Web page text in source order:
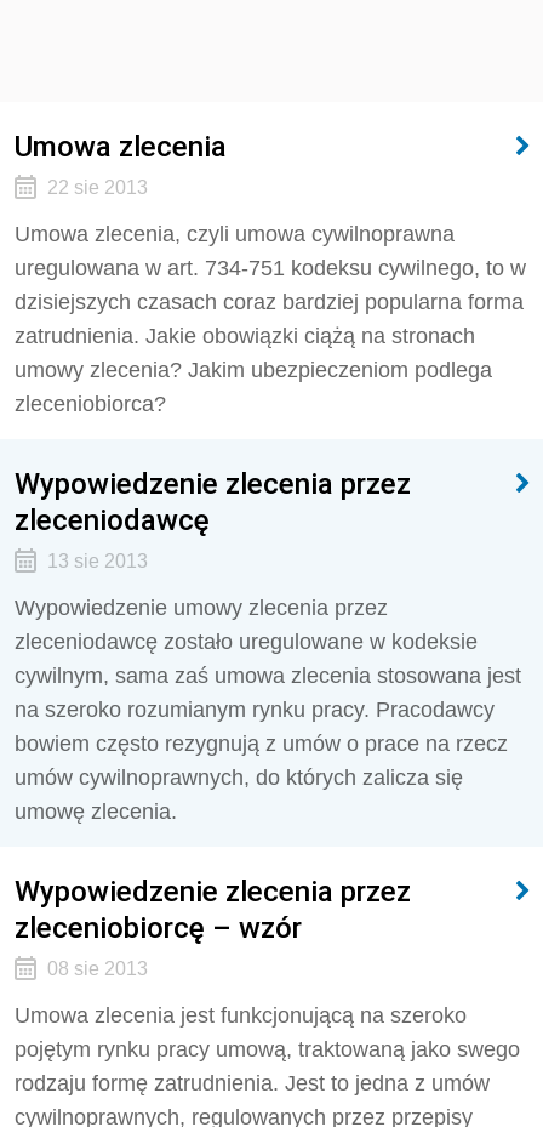
Umowa zlecenia
22 sie 2013
Umowa zlecenia, czyli umowa cywilnoprawna
uregulowana w art. 734-751 kodeksu cywilnego, to w
dzisiejszych czasach coraz bardziej popularna forma
zatrudnienia. Jakie obowiązki ciążą na stronach
umowy zlecenia? Jakim ubezpieczeniom podlega
zleceniobiorca?
Wypowiedzenie zlecenia przez
zleceniodawcę
13 sie 2013
Wypowiedzenie umowy zlecenia przez
zleceniodawcę zostało uregulowane w kodeksie
cywilnym, sama zaś umowa zlecenia stosowana jest
na szeroko rozumianym rynku pracy. Pracodawcy
bowiem często rezygnują z umów o prace na rzecz
umów cywilnoprawnych, do których zalicza się
umowę zlecenia.
Wypowiedzenie zlecenia przez
zleceniobiorcę – wzór
08 sie 2013
Umowa zlecenia jest funkcjonującą na szeroko
pojętym rynku pracy umową, traktowaną jako swego
rodzaju formę zatrudnienia. Jest to jedna z umów
cywilnoprawnych, regulowanych przez przepisy